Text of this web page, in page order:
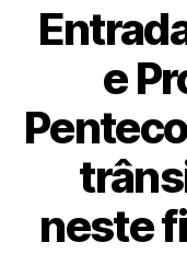
e
neste